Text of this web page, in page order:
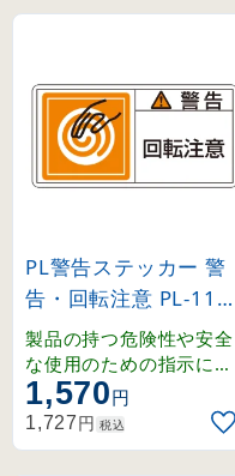
PL警告ステッカー 警
告・回転注意 PL-114
大 (201114)
製品の持つ危険性や安全
な使用のための指示に関
わるPL警告表示ラベルで
す。シグナルワード、絵
表示、警告文で構成され
1,570円
1,727円 税込